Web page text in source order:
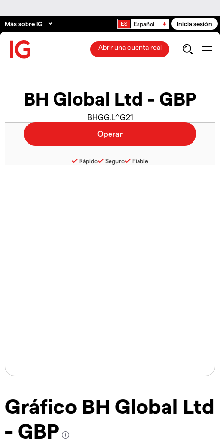
Más sobre IG Español Inicia sesión
Abrir una cuenta real
BH Global Ltd - GBP
BHGG.L^G21
Gráfico BH Global Ltd
- GBP
Rápido Seguro Fiable